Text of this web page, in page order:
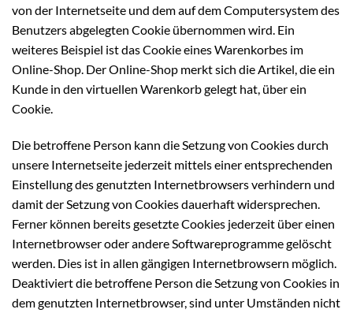
von der Internetseite und dem auf dem Computersystem des
Benutzers abgelegten Cookie übernommen wird. Ein
weiteres Beispiel ist das Cookie eines Warenkorbes im
Online-Shop. Der Online-Shop merkt sich die Artikel, die ein
Kunde in den virtuellen Warenkorb gelegt hat, über ein
Cookie.
Die betroffene Person kann die Setzung von Cookies durch
unsere Internetseite jederzeit mittels einer entsprechenden
Einstellung des genutzten Internetbrowsers verhindern und
damit der Setzung von Cookies dauerhaft widersprechen.
Ferner können bereits gesetzte Cookies jederzeit über einen
Internetbrowser oder andere Softwareprogramme gelöscht
werden. Dies ist in allen gängigen Internetbrowsern möglich.
Deaktiviert die betroffene Person die Setzung von Cookies in
dem genutzten Internetbrowser, sind unter Umständen nicht